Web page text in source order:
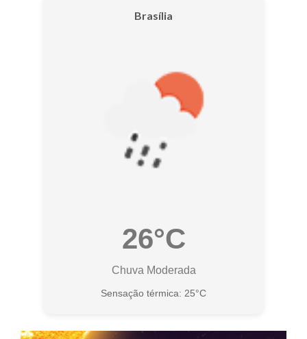
Brasília
26°C
Chuva Moderada
Sensação térmica: 25°C